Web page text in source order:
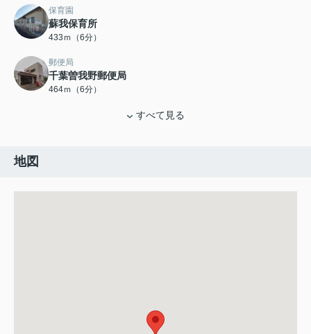
保育園
蘇我保育所
433ｍ（6分）
郵便局
千葉曽我野郵便局
464ｍ（6分）
すべて見る
地図